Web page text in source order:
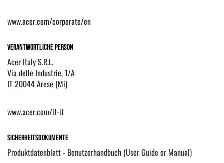
www.acer.com/corporate/en
Verantwortliche Person
Acer Italy S.R.L.
Via delle Industrie, 1/A
IT 20044 Arese (Mi)
www.acer.com/it-it
Sicherheitsdokumente
Produktdatenblatt - Benutzerhandbuch (User Guide or Manual)